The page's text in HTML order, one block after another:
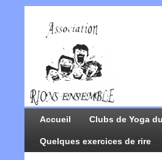
Accueil Clubs de Yoga
Quelques exercices de rire